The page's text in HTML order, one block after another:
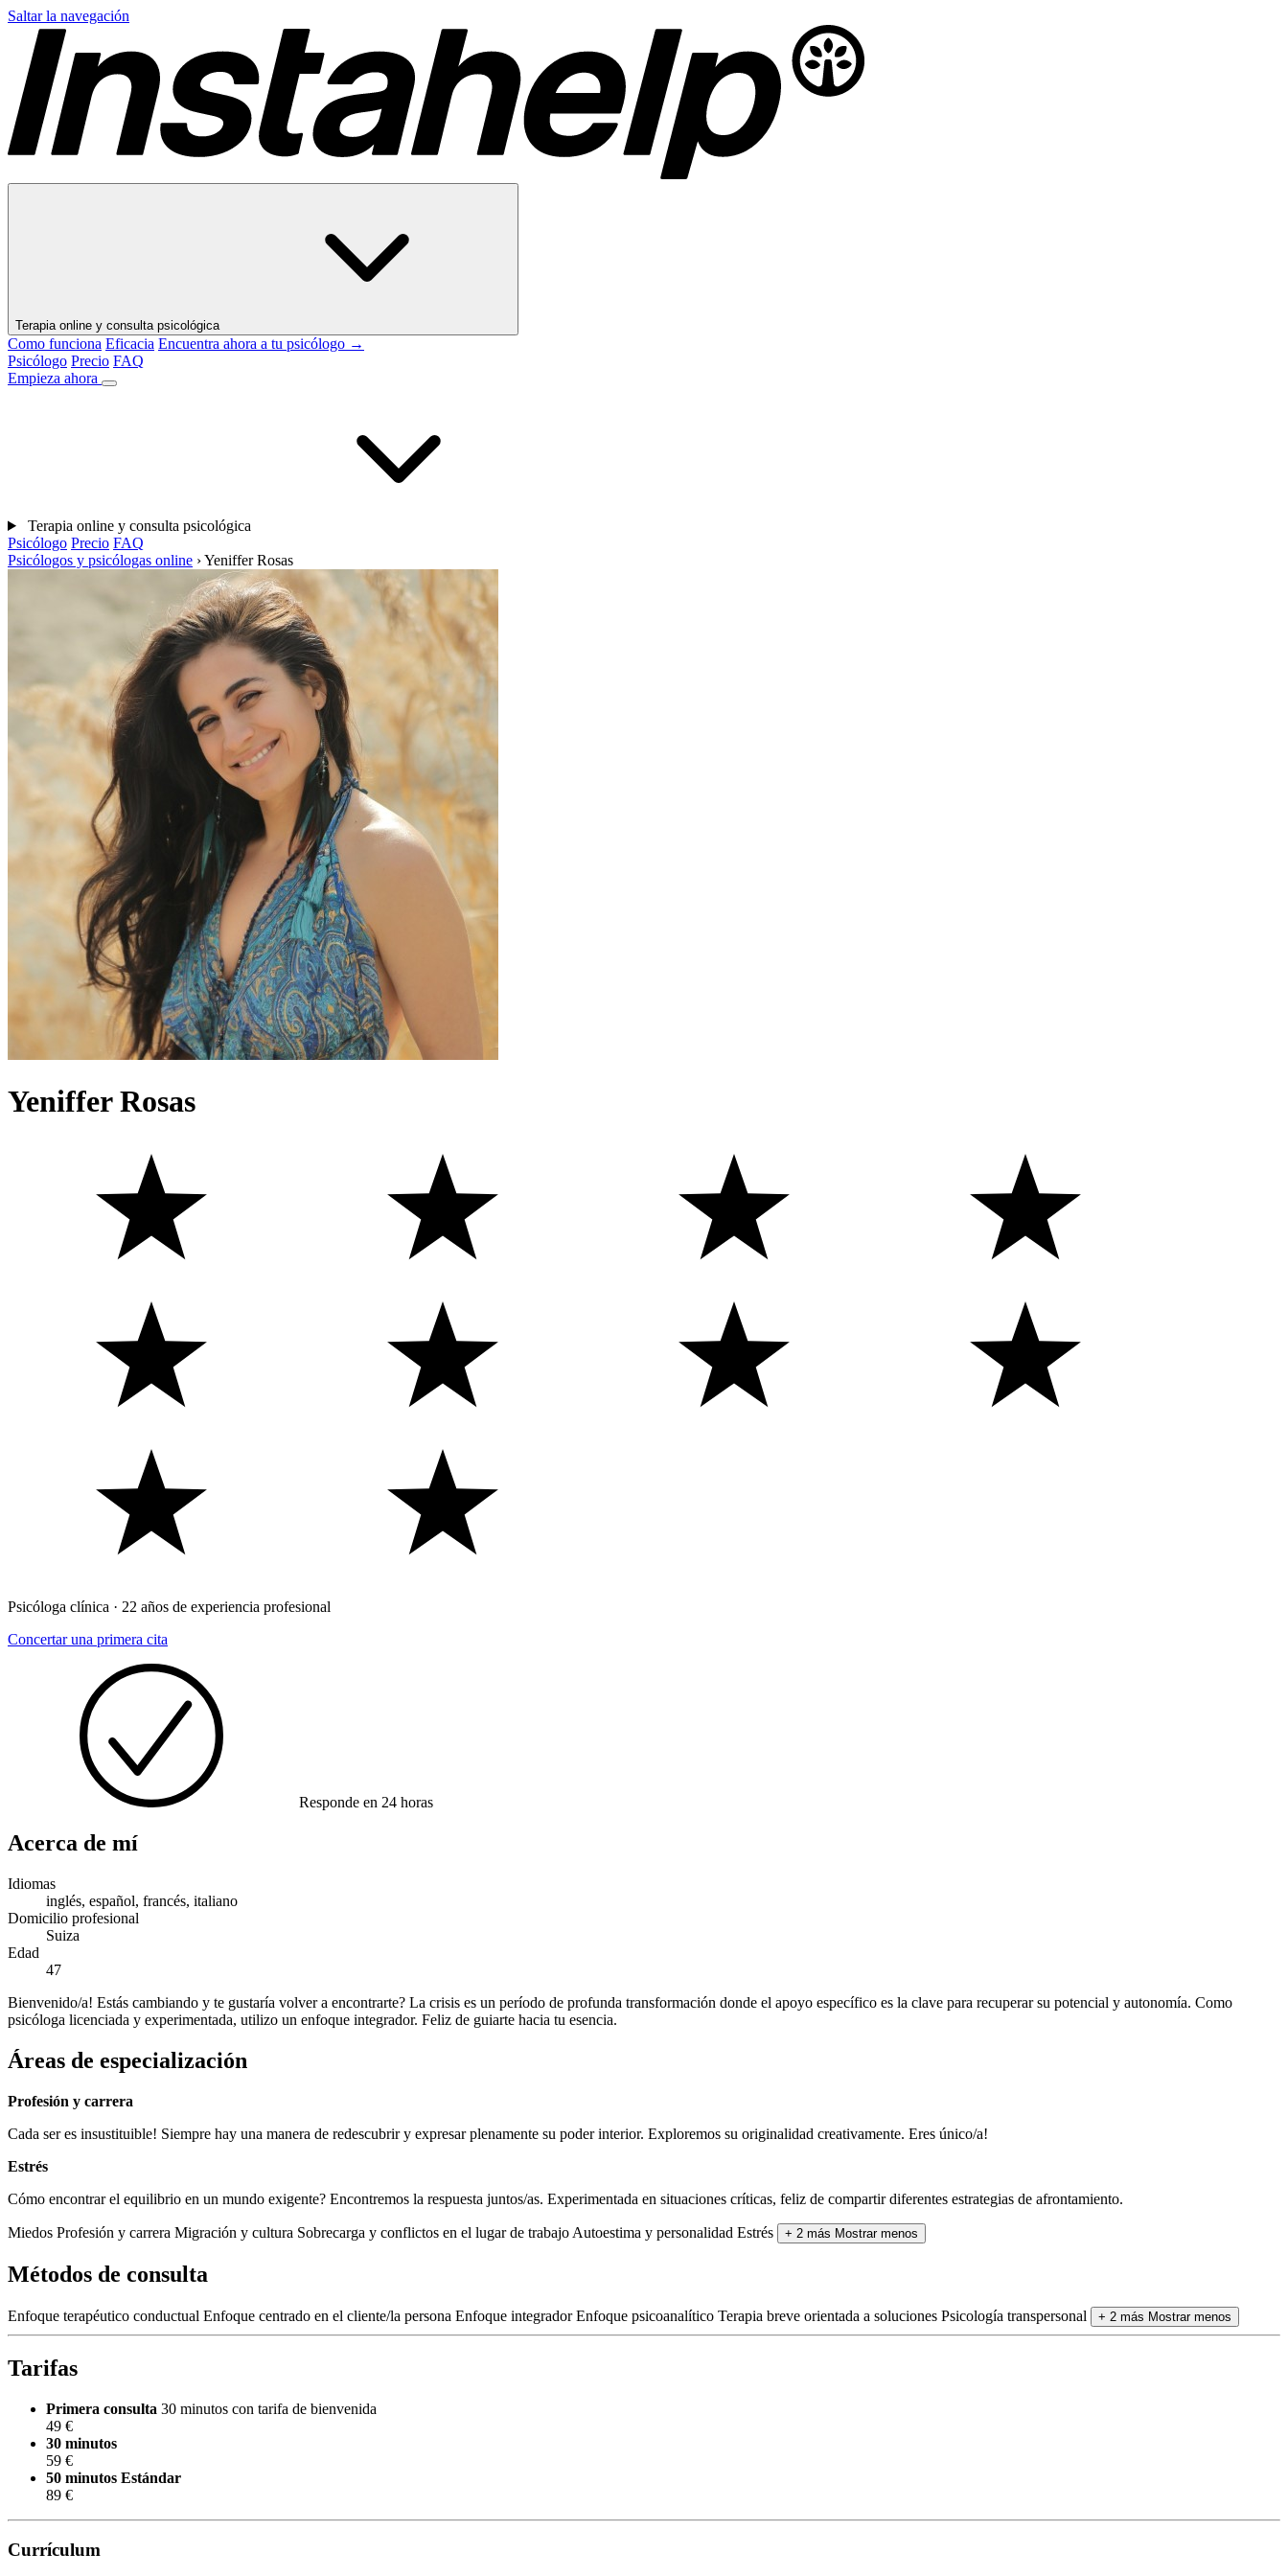
Saltar la navegación
Terapia online y consulta psicológica
Como funciona Eficacia Encuentra ahora a tu psicólogo →
Psicólogo Precio FAQ
Empieza ahora
Terapia online y consulta psicológica
Psicólogo Precio FAQ
Psicólogos y psicólogas online ›Yeniffer Rosas
Yeniffer Rosas
Psicóloga clínica · 22 años de experiencia profesional
Concertar una primera cita
Responde en 24 horas
Acerca de mí
Idiomas
inglés, español, francés, italiano
Domicilio profesional
Suiza
Edad
47
Bienvenido/a! Estás cambiando y te gustaría volver a encontrarte? La crisis es un período de profunda transformación donde el apoyo específico es la clave para recuperar su potencial y autonomía. Como
psicóloga licenciada y experimentada, utilizo un enfoque integrador. Feliz de guiarte hacia tu esencia.
Áreas de especialización
Profesión y carrera
Cada ser es insustituible! Siempre hay una manera de redescubrir y expresar plenamente su poder interior. Exploremos su originalidad creativamente. Eres único/a!
Estrés
Cómo encontrar el equilibrio en un mundo exigente? Encontremos la respuesta juntos/as. Experimentada en situaciones críticas, feliz de compartir diferentes estrategias de afrontamiento.
Miedos Profesión y carrera Migración y cultura Sobrecarga y conflictos en el lugar de trabajo Autoestima y personalidad Estrés + 2 más Mostrar menos
Métodos de consulta
Enfoque terapéutico conductual Enfoque centrado en el cliente/la persona Enfoque integrador Enfoque psicoanalítico Terapia breve orientada a soluciones Psicología transpersonal + 2 más Mostrar menos
Tarifas
Primera consulta 30 minutos con tarifa de bienvenida
49 €
30 minutos
59 €
50 minutos Estándar
89 €
Currículum